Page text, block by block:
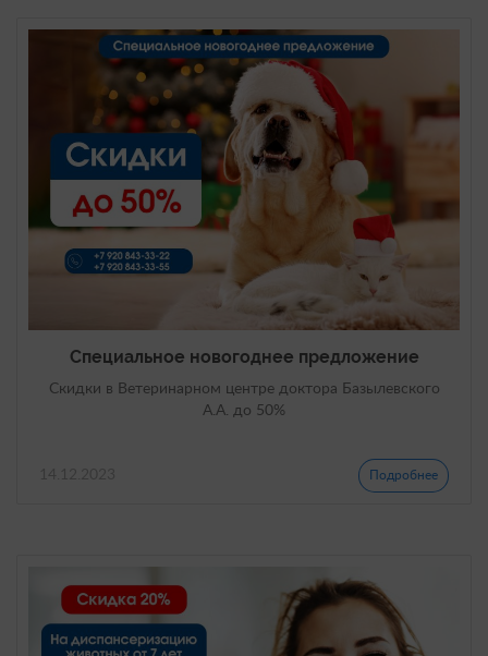
Специальное новогоднее предложение
Скидки в Ветеринарном центре доктора Базылевского
А.А. до 50%
Подробнее